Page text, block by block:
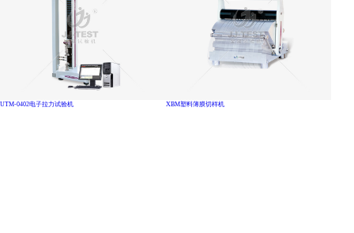
UTM-0402电子拉力试验机 XBM塑料薄膜切样机